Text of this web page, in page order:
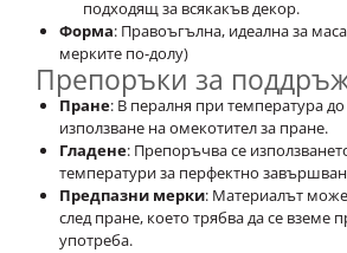
подходящ за всякакъв декор.
Форма: Правоъгълна, идеална за
мерките по-долу)
Препоръки за
Пране: В пералня при температура до
използване на омекотител за пране.
Гладене: Препоръчва се
температури за перфектно
Предпазни мерки: Материалът може
след пране, което трябва да се вземе
употреба.